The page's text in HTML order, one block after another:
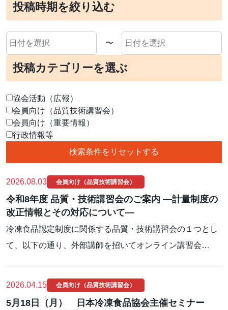
投稿時期を絞り込む
〜
投稿カテゴリーを選ぶ
協会活動（広報）
会員向け（品質技術講習会）
会員向け（重要情報）
行政情報等
2026.08.03 会員向け（品質技術講習会）
令和8年度 品質・技術講習会のご案内 ―計量制度の
改正情報とその対応について―
冷凍食品認定制度に関係する品質・技術講習会の１つとし
て、以下の通り、外部講師を招いてオンライン講習会…
2026.04.15 会員向け（品質技術講習会）
5月18日（月） 日本冷凍食品協会主催セミナー